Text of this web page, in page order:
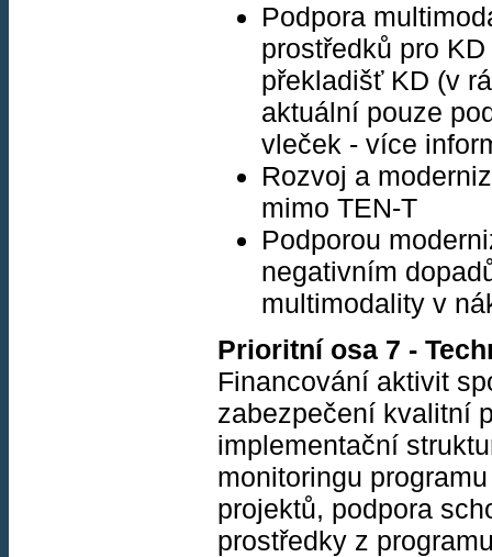
Podpora
prostředků pro
překladišť KD (v
aktuální pouze
vleček - více
Rozvoj a
mimo TEN-T
Podporou
negativním
multimodality v
Prioritní osa 7 -
Financování aktivit
zabezpečení kvalitní
implementační
monitoringu
projektů, podpora
prostředky z